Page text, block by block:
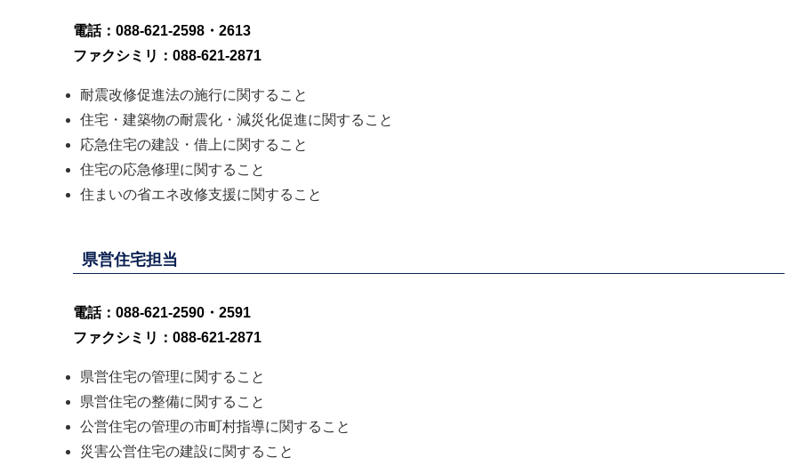
電話：088-621-2598・2613
ファクシミリ：088-621-2871
耐震改修促進法の施行に関すること
住宅・建築物の耐震化・減災化促進に関すること
応急住宅の建設・借上に関すること
住宅の応急修理に関すること
住まいの省エネ改修支援に関すること
県営住宅担当
電話：088-621-2590・2591
ファクシミリ：088-621-2871
県営住宅の管理に関すること
県営住宅の整備に関すること
公営住宅の管理の市町村指導に関すること
災害公営住宅の建設に関すること